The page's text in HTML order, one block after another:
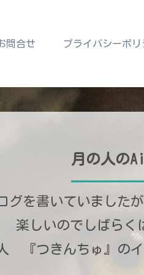
問合せ プライバシーポリ
月の人の
グを書いていました
楽しいのでしばらく
『つきんちゅ』のイ